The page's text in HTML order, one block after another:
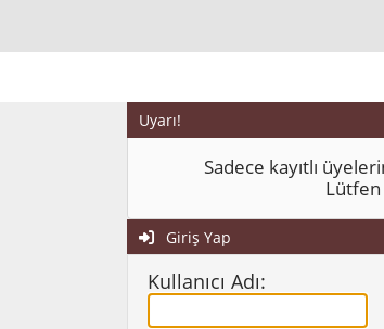
Uyarı!
Sadece kayıtlı
Lütfen
Giriş Yap
Kullanıcı Adı: